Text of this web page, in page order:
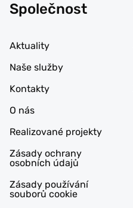
Společnost
Aktuality
Naše služby
Kontakty
O nás
Realizované projekty
Zásady ochrany
osobních údajů
Zásady používání
souborů cookie